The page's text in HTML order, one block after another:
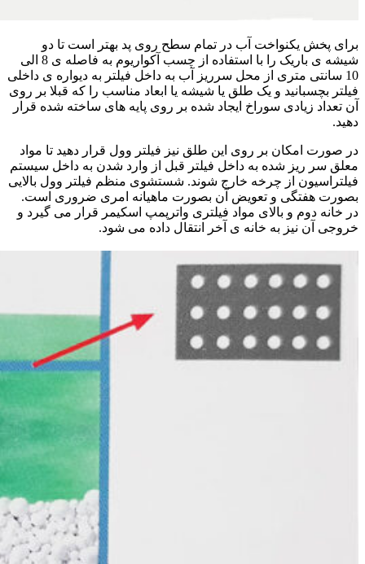
برای پخش یکنواخت آب در تمام سطح روی پد بهتر است تا دو
شیشه ی باریک را با استفاده از چسب آکواریوم به فاصله ی 8 الی
10 سانتی متری از محل سرریز آب به داخل فیلتر به دیواره ی داخلی
فیلتر بچسبانید و یک طلق یا شیشه یا ابعاد مناسب را که قبلا بر روی
آن تعداد زیادی سوراخ ایجاد شده بر روی پایه های ساخته شده قرار
دهید.
در صورت امکان بر روی این طلق نیز فیلتر وول قرار دهید تا مواد
معلق سر ریز شده به داخل فیلتر قبل از وارد شدن به داخل سیستم
فیلتراسیون از چرخه خارج شوند. شستشوی منظم فیلتر وول بالایی
بصورت هفتگی و تعویض آن بصورت ماهیانه امری ضروری است.
در خانه دوم و بالای مواد فیلتری واترپمپ اسکیمر قرار می گیرد و
خروجی آن نیز به خانه ی آخر انتقال داده می شود.